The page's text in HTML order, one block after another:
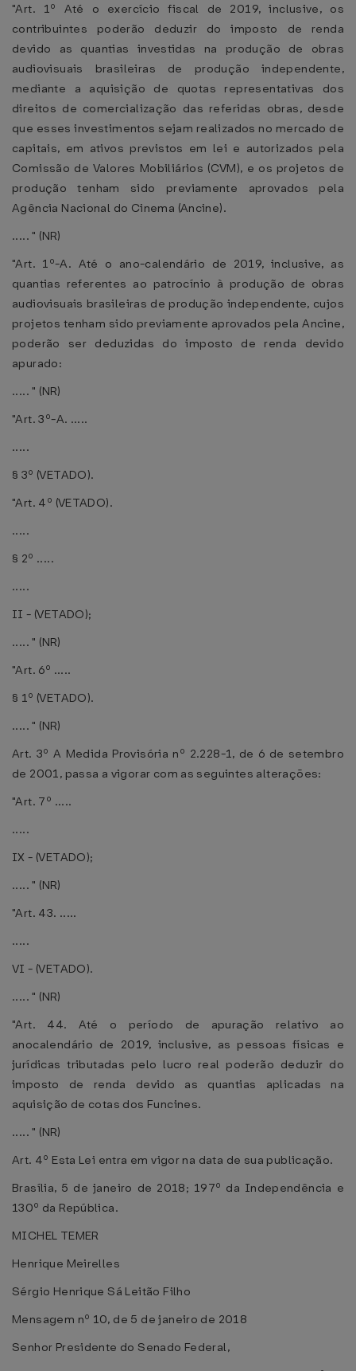
"Art. 1º Até o exercício fiscal de 2019, inclusive, os
contribuintes poderão deduzir do imposto de renda
devido as quantias investidas na produção de obras
audiovisuais brasileiras de produção independente,
mediante a aquisição de quotas representativas dos
direitos de comercialização das referidas obras, desde
que esses investimentos sejam realizados no mercado de
capitais, em ativos previstos em lei e autorizados pela
Comissão de Valores Mobiliários (CVM), e os projetos de
produção tenham sido previamente aprovados pela
Agência Nacional do Cinema (Ancine).
..... " (NR)
"Art. 1º-A. Até o ano-calendário de 2019, inclusive, as
quantias referentes ao patrocínio à produção de obras
audiovisuais brasileiras de produção independente, cujos
projetos tenham sido previamente aprovados pela Ancine,
poderão ser deduzidas do imposto de renda devido
apurado:
..... " (NR)
"Art. 3º-A. .....
.....
§ 3º (VETADO).
"Art. 4º (VETADO).
.....
§ 2º .....
.....
II - (VETADO);
..... " (NR)
"Art. 6º .....
§ 1º (VETADO).
..... " (NR)
Art. 3º A Medida Provisória nº 2.228-1, de 6 de setembro
de 2001, passa a vigorar com as seguintes alterações:
"Art. 7º .....
.....
IX - (VETADO);
..... " (NR)
"Art. 43. .....
.....
VI - (VETADO).
..... " (NR)
"Art. 44. Até o período de apuração relativo ao
anocalendário de 2019, inclusive, as pessoas físicas e
jurídicas tributadas pelo lucro real poderão deduzir do
imposto de renda devido as quantias aplicadas na
aquisição de cotas dos Funcines.
..... " (NR)
Art. 4º Esta Lei entra em vigor na data de sua publicação.
Brasília, 5 de janeiro de 2018; 197º da Independência e
130º da República.
MICHEL TEMER
Henrique Meirelles
Sérgio Henrique Sá Leitão Filho
Mensagem nº 10, de 5 de janeiro de 2018
Senhor Presidente do Senado Federal,